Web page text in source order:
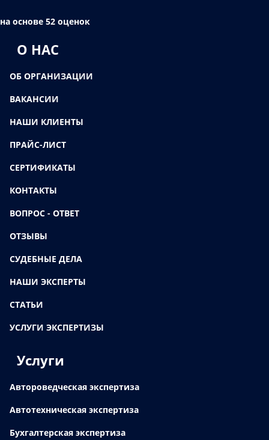
на основе 52 оценок
О НАС
ОБ ОРГАНИЗАЦИИ
ВАКАНСИИ
НАШИ КЛИЕНТЫ
ПРАЙС-ЛИСТ
СЕРТИФИКАТЫ
КОНТАКТЫ
ВОПРОС - ОТВЕТ
ОТЗЫВЫ
СУДЕБНЫЕ ДЕЛА
НАШИ ЭКСПЕРТЫ
СТАТЬИ
УСЛУГИ ЭКСПЕРТИЗЫ
Услуги
Автороведческая экспертиза
Автотехническая экспертиза
Бухгалтерская экспертиза